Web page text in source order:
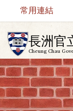
長洲官
Cheung Chau
常用連結